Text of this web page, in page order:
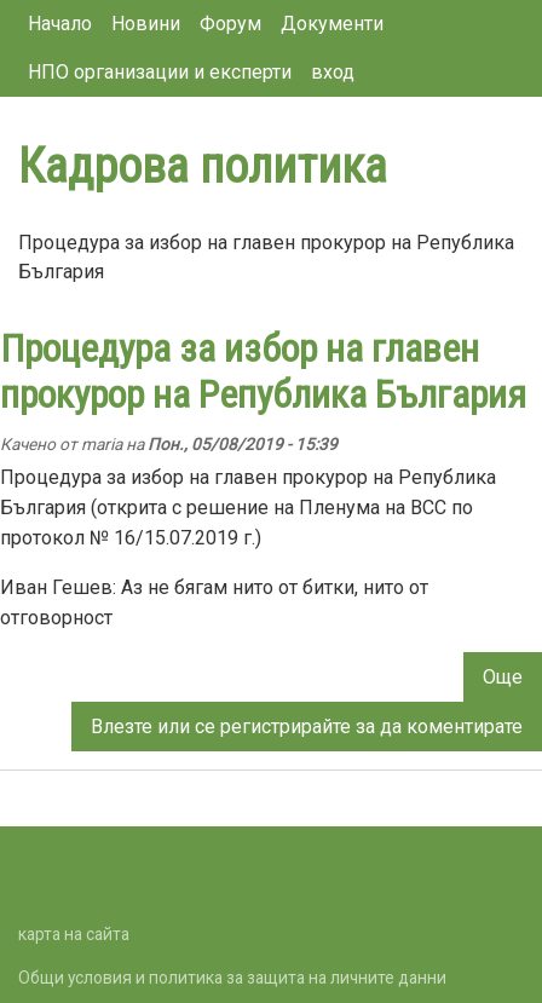
Премини
основното
Main navigation
Начало Новини Форум Документи
НПО организации и експерти вход
Кадрова политика
Процедура за избор на главен прокурор на Република
България
Процедура за избор на главен
прокурор на Република България
Качено отmariaнаПон., 05/08/2019 - 15:39
Процедура за избор на главен прокурор на Република
България (открита с решение на Пленума на ВСС по
протокол № 16/15.07.2019 г.)
Иван Гешев: Аз не бягам нито от битки, нито от
отговорност
Още
Влезте или се регистрирайте за да коментирате
карта на сайта
Общи условия и политика за защита на личните данни